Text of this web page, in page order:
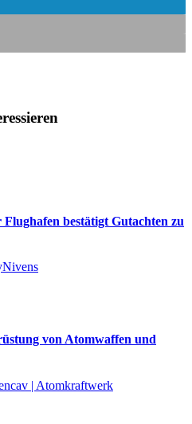
bestätigt Gutachten zu
von Atomwaffen und